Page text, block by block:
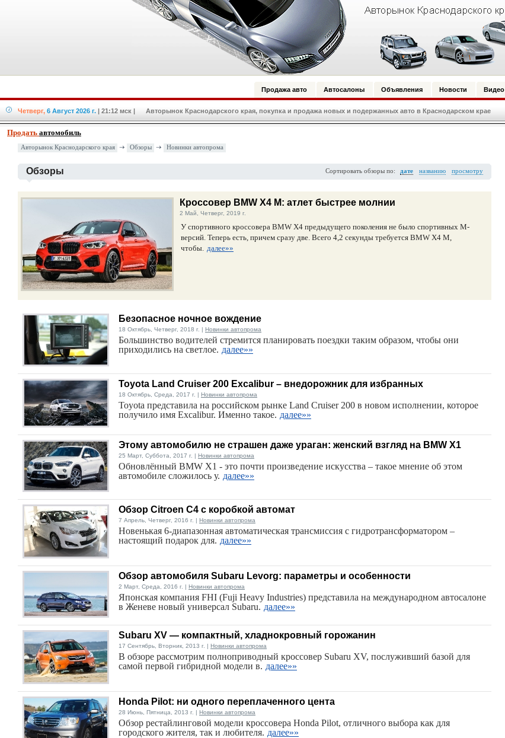
Продажа авто Автосалоны Объявления Новости Видео
Четверг, 6 Август 2026 г. | 21:12 мск | Авторынок Краснодарского края, покупка и продажа новых и подержанных авто в Краснодарском крае
Продать автомобиль
Авторынок Краснодарского края Обзоры Новинки автопрома
Обзоры Сортировать обзоры по: дате названию просмотру
Кроссовер BMW X4 M: атлет быстрее молнии
2 Май, Четверг, 2019 г.
У спортивного кроссовера BMW X4 предыдущего поколения не было спортивных М-
версий. Теперь есть, причем сразу две. Всего 4,2 секунды требуется BMW X4 M,
чтобы. далее»»
Безопасное ночное вождение
18 Октябрь, Четверг, 2018 г. | Новинки автопрома
Большинство водителей стремится планировать поездки таким образом, чтобы они
приходились на светлое. далее»»
Toyota Land Cruiser 200 Excalibur – внедорожник для избранных
18 Октябрь, Среда, 2017 г. | Новинки автопрома
Toyota представила на российском рынке Land Cruiser 200 в новом исполнении, которое
получило имя Excalibur. Именно такое. далее»»
Этому автомобилю не страшен даже ураган: женский взгляд на BMW X1
25 Март, Суббота, 2017 г. | Новинки автопрома
Обновлённый BMW X1 - это почти произведение искусства – такое мнение об этом
автомобиле сложилось у. далее»»
Обзор Citroen C4 с коробкой автомат
7 Апрель, Четверг, 2016 г. | Новинки автопрома
Новенькая 6-диапазонная автоматическая трансмиссия с гидротрансформатором –
настоящий подарок для. далее»»
Обзор автомобиля Subaru Levorg: параметры и особенности
2 Март, Среда, 2016 г. | Новинки автопрома
Японская компания FHI (Fuji Heavy Industries) представила на международном автосалоне
в Женеве новый универсал Subaru. далее»»
Subaru XV — компактный, хладнокровный горожанин
17 Сентябрь, Вторник, 2013 г. | Новинки автопрома
В обзоре рассмотрим полноприводный кроссовер Subaru XV, послуживший базой для
самой первой гибридной модели в. далее»»
Honda Pilot: ни одного переплаченного цента
28 Июнь, Пятница, 2013 г. | Новинки автопрома
Обзор рестайлинговой модели кроссовера Honda Pilot, отличного выбора как для
городского жителя, так и любителя. далее»»